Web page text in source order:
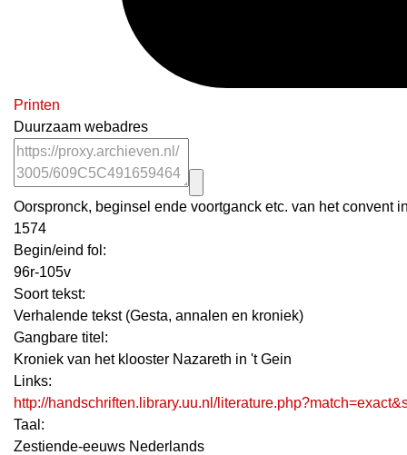
Printen
Duurzaam webadres
Oorspronck, beginsel ende voortganck etc. van het convent
1574
Begin/eind fol:
96r-105v
Soort tekst:
Verhalende tekst (Gesta, annalen en kroniek)
Gangbare titel:
Kroniek van het klooster Nazareth in 't Gein
Links:
http://handschriften.library.uu.nl/
Taal:
Zestiende-eeuws Nederlands